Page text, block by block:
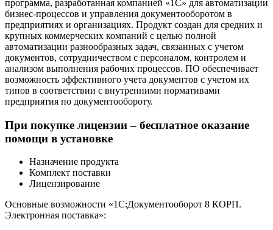
программа, разработанная компанией «1С» для автоматизации
бизнес-процессов и управления документооборотом в
предприятиях и организациях. Продукт создан для средних и
крупных коммерческих компаний с целью полной
автоматизации разнообразных задач, связанных с учетом
документов, сотрудничеством с персоналом, контролем и
анализом выполнения рабочих процессов. ПО обеспечивает
возможность эффективного учета документов с учетом их
типов в соответствии с внутренними нормативами
предприятия по документообороту.
При покупке лицензии – бесплатное оказание
помощи в установке
Назначение продукта
Комплект поставки
Лицензирование
Основные возможности «1С:Документооборот 8 КОРП.
Электронная поставка»: